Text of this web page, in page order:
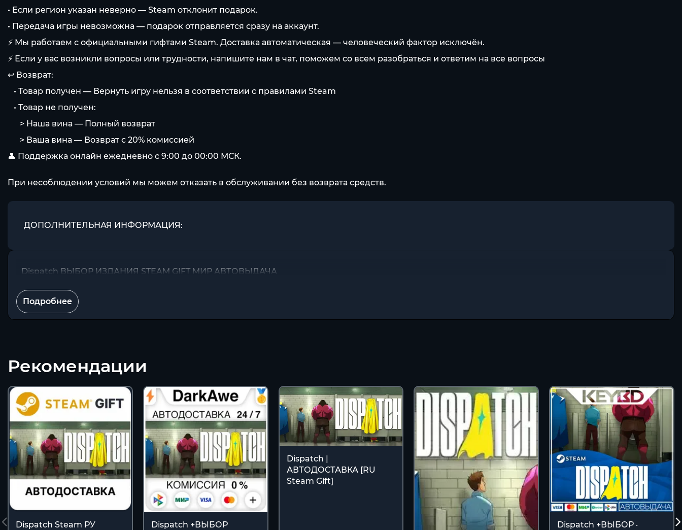
• Если регион указан неверно — Steam отклонит подарок.
• Передача игры невозможна — подарок отправляется сразу на аккаунт.
⚡️ Мы работаем с официальными гифтами Steam. Доставка автоматическая — человеческий фактор исключён.
⚡️ Если у вас возникли вопросы или трудности, напишите нам в чат, поможем со всем разобраться и ответим на все вопросы
↩️ Возврат:
⠀• Товар получен — Вернуть игру нельзя в соответствии с правилами Steam
⠀• Товар не получен:
⠀⠀> Наша вина — Полный возврат
⠀⠀> Ваша вина — Возврат с 20% комиссией
👤 Поддержка онлайн ежедневно с 9:00 до 00:00 МСК.
При несоблюдении условий мы можем отказать в обслуживании без возврата средств.
ДОПОЛНИТЕЛЬНАЯ ИНФОРМАЦИЯ:
Dispatch ВЫБОР ИЗДАНИЯ STEAM GIFT МИР АВТОВЫДАЧА
Подробнее
Рекомендации
Dispatch Steam РУ
Dispatch +ВЫБОР
Dispatch |
АВТОДОСТАВКА [RU
Steam Gift]
Dispatch +ВЫБОР ·